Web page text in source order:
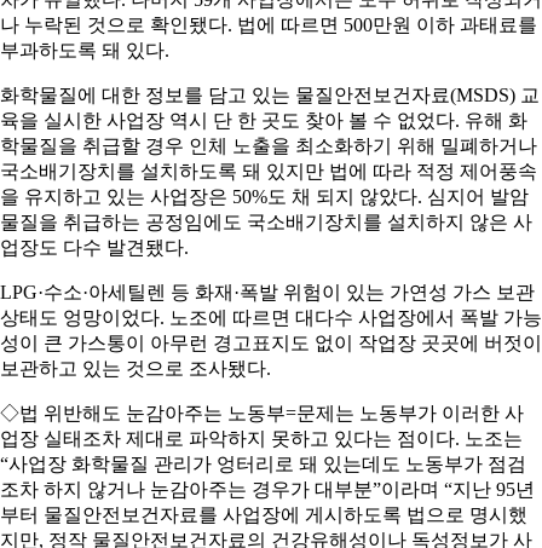
나 누락된 것으로 확인됐다. 법에 따르면 500만원 이하 과태료를
부과하도록 돼 있다.
화학물질에 대한 정보를 담고 있는 물질안전보건자료(MSDS) 교
육을 실시한 사업장 역시 단 한 곳도 찾아 볼 수 없었다. 유해 화
학물질을 취급할 경우 인체 노출을 최소화하기 위해 밀폐하거나
국소배기장치를 설치하도록 돼 있지만 법에 따라 적정 제어풍속
을 유지하고 있는 사업장은 50%도 채 되지 않았다. 심지어 발암
물질을 취급하는 공정임에도 국소배기장치를 설치하지 않은 사
업장도 다수 발견됐다.
LPG·수소·아세틸렌 등 화재·폭발 위험이 있는 가연성 가스 보관
상태도 엉망이었다. 노조에 따르면 대다수 사업장에서 폭발 가능
성이 큰 가스통이 아무런 경고표지도 없이 작업장 곳곳에 버젓이
보관하고 있는 것으로 조사됐다.
◇법 위반해도 눈감아주는 노동부=문제는 노동부가 이러한 사
업장 실태조차 제대로 파악하지 못하고 있다는 점이다. 노조는
“사업장 화학물질 관리가 엉터리로 돼 있는데도 노동부가 점검
조차 하지 않거나 눈감아주는 경우가 대부분”이라며 “지난 95년
부터 물질안전보건자료를 사업장에 게시하도록 법으로 명시했
지만, 정작 물질안전보건자료의 건강유해성이나 독성정보가 사